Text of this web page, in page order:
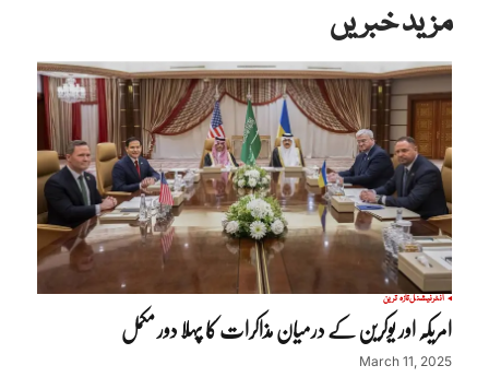
مزید خبریں
انٹرنیشنلتازہ ترین
امریکہ اور یوکرین کے درمیان مذاکرات کا پہلا دور مکمل
March 11, 2025